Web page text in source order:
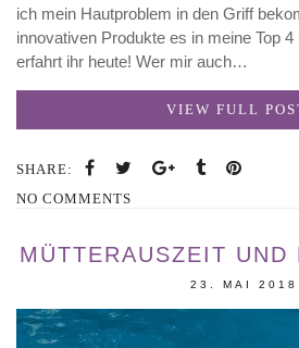
ich mein Hautproblem in den Griff
innovativen Produkte es in meine Top
erfahrt ihr heute! Wer mir auch…
VIEW FULL
SHARE:
NO COMMENTS
MÜTTERAUSZEIT UND
23. MAI 2018